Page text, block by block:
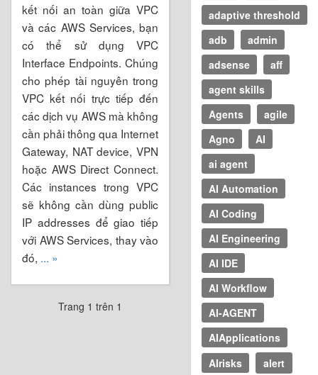
kết nối an toàn giữa VPC
và các AWS Services, bạn
có thể sử dụng VPC
Interface Endpoints. Chúng
cho phép tài nguyên trong
VPC kết nối trực tiếp đến
các dịch vụ AWS mà không
cần phải thông qua Internet
Gateway, NAT device, VPN
hoặc AWS Direct Connect.
Các instances trong VPC
sẽ không cần dùng public
IP addresses để giao tiếp
với AWS Services, thay vào
đó, ... »
Trang 1 trên 1
adaptive threshold
adb
admin
adsense
aff
agent skills
Agents
agile
Agno
AI
ai agent
AI Automation
AI Coding
AI Engineering
AI IDE
AI Workflow
AI-AGENT
AIApplications
AIrisks
alert